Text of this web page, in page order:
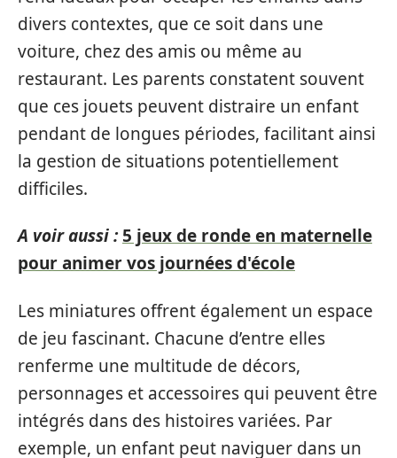
divers contextes, que ce soit dans une
voiture, chez des amis ou même au
restaurant. Les parents constatent souvent
que ces jouets peuvent distraire un enfant
pendant de longues périodes, facilitant ainsi
la gestion de situations potentiellement
difficiles.
A voir aussi : 5 jeux de ronde en maternelle
pour animer vos journées d'école
Les miniatures offrent également un espace
de jeu fascinant. Chacune d’entre elles
renferme une multitude de décors,
personnages et accessoires qui peuvent être
intégrés dans des histoires variées. Par
exemple, un enfant peut naviguer dans un